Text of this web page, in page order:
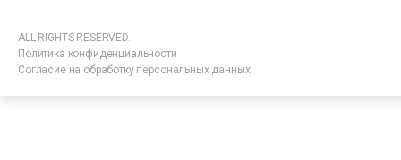
ALL RIGHTS RESERVED.
Политика конфиденциальности
Согласие на обработку персональных данных